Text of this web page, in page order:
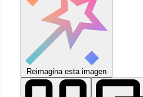
Reimagina esta imagen